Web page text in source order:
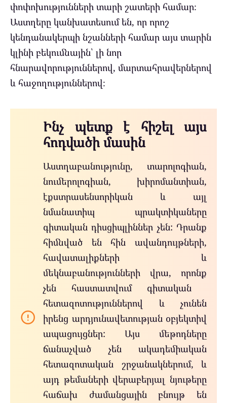
փոփոխությունների տարի շատերի համար։
Աստղերը կանխատեսում են, որ որոշ
կենդանակերպի նշանների համար այս տարին
կլինի բեկումնային՝ լի նոր
հնարավորություններով, մարտահրավերներով
և հաջողություններով։
Ինչ պետք է հիշել այս
հոդվածի մասին
Աստղաբանությունը, տարոլոգիան,
նումերոլոգիան, խիրոմանտիան,
էքստրասենսորիկան և այլ
նմանատիպ պրակտիկաները
գիտական ​​դիսցիպլիններ չեն: Դրանք
հիմնված են հին ավանդույթների,
հավատալիքների և
մեկնաբանությունների վրա, որոնք
չեն հաստատվում գիտական ​​
հետազոտություններով և չունեն
իրենց արդյունավետության օբյեկտիվ
ապացույցներ: Այս մեթոդները
ճանաչված չեն ակադեմիական
հետազոտական ​​շրջանակներում, և
այդ թեմաների վերաբերյալ նյութերը
հաճախ ժամանցային բնույթ են